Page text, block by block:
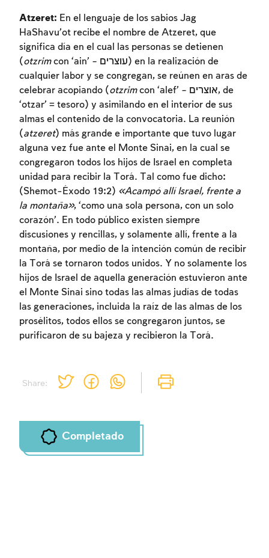
Share:
Atzeret: En el lenguaje de los sabios Jag
HaShavu’ot recibe el nombre de Atzeret, que
significa día en el cual las personas se detienen
(otzrimcon ‘ain’ – עוצרים) en la realización de
cualquier labor y se congregan, se reúnen en aras de
celebrar acopiando (otzrimcon ‘alef’ – אוצרים, de
‘otzar’ = tesoro) y asimilando en el interior de sus
almas el contenido de la convocatoria. La reunión
(atzeret) más grande e importante que tuvo lugar
alguna vez fue ante el Monte Sinai, en la cual se
congregaron todos los hijos de Israel en completa
unidad para recibir la Torá. Tal como fue dicho:
(Shemot-Éxodo 19:2) «Acampó allí Israel, frente a
la montaña», ‘como una sola persona, con un solo
corazón’. En todo público existen siempre
discusiones y rencillas, y solamente allí, frente a la
montaña, por medio de la intención común de recibir
la Torá se tornaron todos unidos. Y no solamente los
hijos de Israel de aquella generación estuvieron ante
el Monte Sinai sino todas las almas judías de todas
las generaciones, incluida la raíz de las almas de los
prosélitos, todos ellos se congregaron juntos, se
purificaron de su bajeza y recibieron la Torá.
Completado